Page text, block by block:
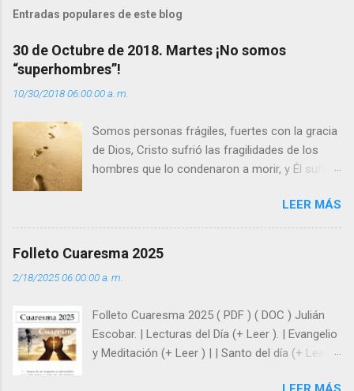
t
r
i
o
s
Entradas populares de este blog
30 de Octubre de 2018. Martes ¡No somos
“superhombres”!
10/30/2018 06:00:00 a. m.
Somos personas frágiles, fuertes con la gracia
de Dios, Cristo sufrió las fragilidades de los
hombres que lo condenaron a morir, y Él sufrió
enseña Jesucristo? Que, si seguimos sus
huellas, sin ser superhombres, podemos
siempre está pendiente de nosotros. Amar es
y protegidos por nosotros. “ Señor, soy un
árbol sin frutos, pero tú me das la savia para
que al menos mis ramas y hojas den sombra
LEER MÁS
Folleto Cuaresma 2025
2/18/2025 06:00:00 a. m.
Folleto Cuaresma 2025 ( PDF ) ( DOC ) Julián
Escobar. | Lecturas del Día (+ Leer ). | Evangelio
y Meditación (+ Leer ) | | Santo del día (+ Leer )